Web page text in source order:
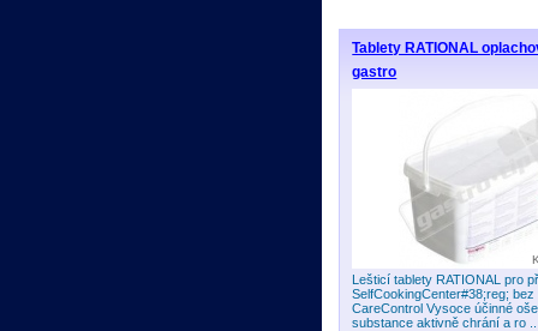
Tablety RATIONAL
gastro
Lešticí tablety RATIONAL pro
SelfCookingCenter#38;reg;
CareControl Vysoce účinné
substance aktivně chrání a ro